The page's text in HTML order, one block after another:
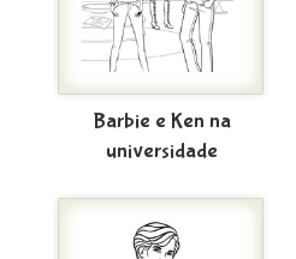
Barbie e Ken na
universidade